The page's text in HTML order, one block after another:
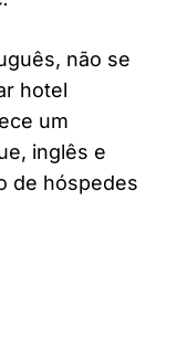
não se
hotel
um
inglês e
de hóspedes